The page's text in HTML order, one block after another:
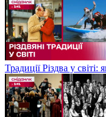
Традиції Різдва у світі: